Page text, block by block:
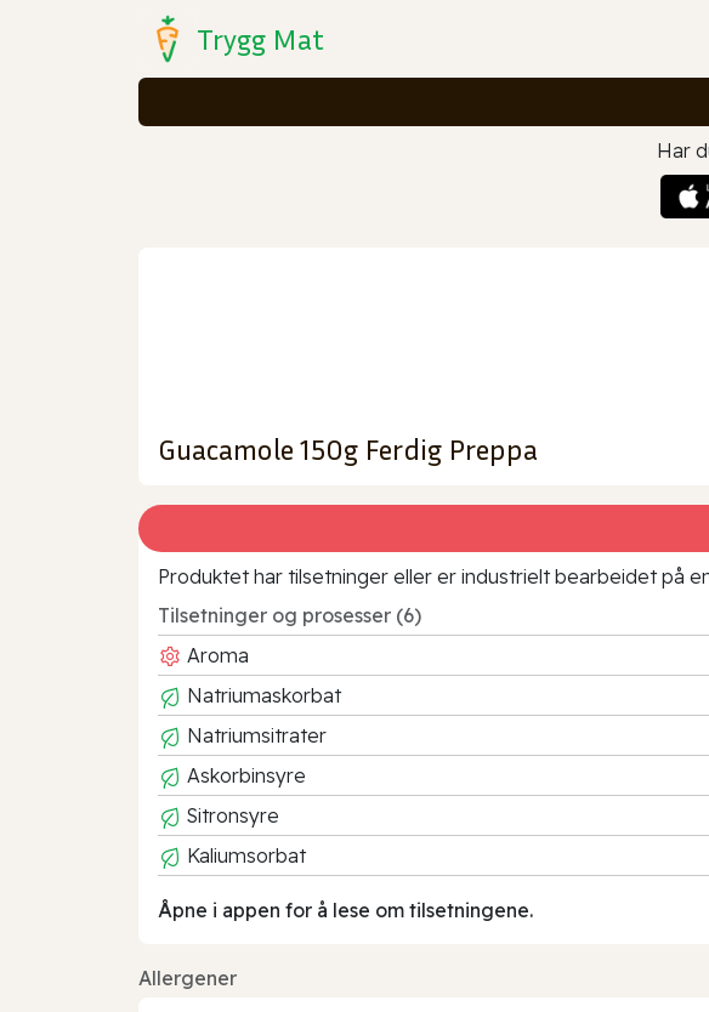
Trygg Mat
Har
Guacamole 150g Ferdig Preppa
Produktet har tilsetninger eller er industrielt bearbeidet på
Tilsetninger og prosesser (6)
Aroma
Natriumaskorbat
Natriumsitrater
Askorbinsyre
Sitronsyre
Kaliumsorbat
Åpne i appen for å lese om tilsetningene.
Allergener